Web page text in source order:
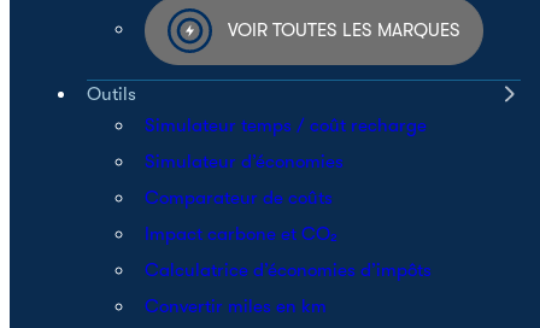
VOIR TOUTES LES MARQUES
Outils
Simulateur temps / coût recharge
Simulateur d’économies
Comparateur de coûts
Impact carbone et CO₂
Calculatrice d’économies d’impôts
Convertir miles en km